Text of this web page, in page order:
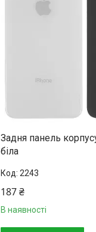
Задня панель
біла
2243
187 ₴
В наявності